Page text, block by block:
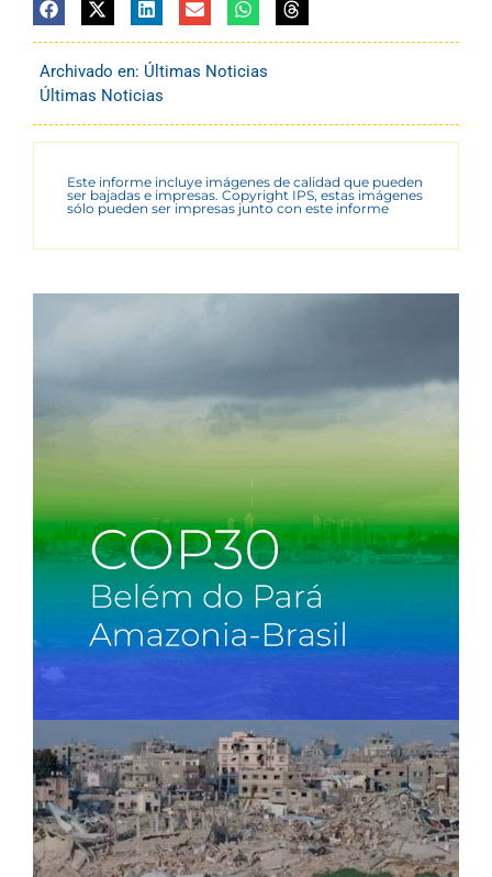
Archivado en: Últimas Noticias
Últimas Noticias
Este informe incluye imágenes de calidad que pueden
ser bajadas e impresas. Copyright IPS, estas imágenes
sólo pueden ser impresas junto con este informe